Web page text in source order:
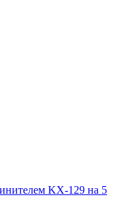
KX-129 на 5